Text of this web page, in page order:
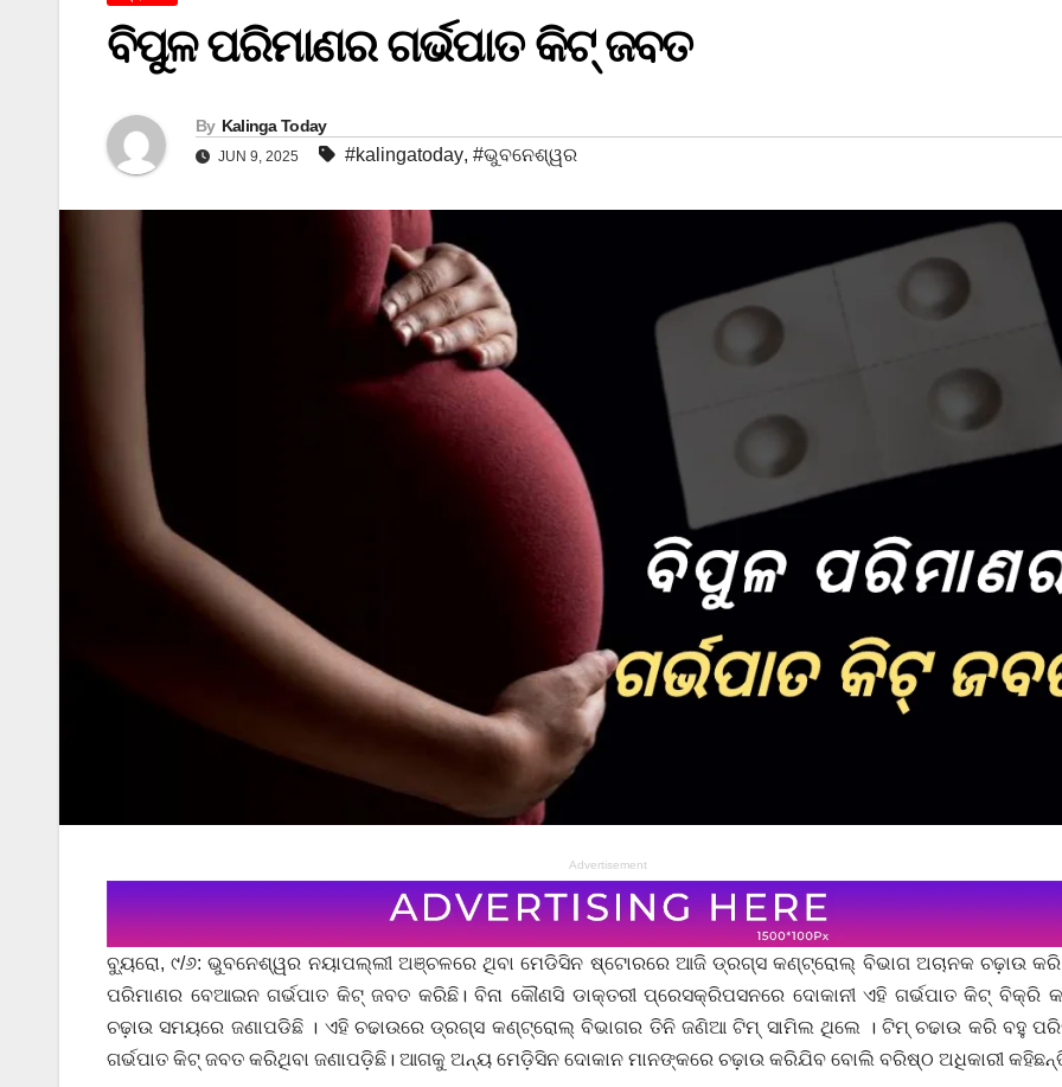
ବିପୁଳ ପରିମାଣର ଗର୍ଭପାତ କିଟ୍ ଜବତ
By Kalinga Today
JUN 9, 2025 #kalingatoday, #ଭୁବନେଶ୍ୱର
Advertisement
ବ୍ୟୁରୋ, ୯/୬: ଭୁବନେଶ୍ୱର ନୟାପଲ୍ଲୀ ଅଞ୍ଚଳରେ ଥିବା ମେଡିସିନ ଷ୍ଟୋରରେ ଆଜି ଡ୍ରଗ୍ସ କଣ୍ଟ୍ରୋଲ୍ ବିଭାଗ ଅଚାନକ ଚଢ଼ାଉ
ପରିମାଣର ବେଆଇନ ଗର୍ଭପାତ କିଟ୍ ଜବତ କରିଛି। ବିନା କୌଣସି ଡାକ୍ତରୀ ପ୍ରେସକ୍ରିପସନରେ ଦୋକାନୀ ଏହି ଗର୍ଭପାତ କିଟ୍ ବିକ୍ରି
ଚଢ଼ାଉ ସମୟରେ ଜଣାପଡିଛି । ଏହି ଚଢାଉରେ ଡ୍ରଗ୍ସ କଣ୍ଟ୍ରୋଲ୍ ବିଭାଗର ତିନି ଜଣିଆ ଟିମ୍ ସାମିଲ ଥିଲେ । ଟିମ୍ ଚଢାଉ କରି ବହୁ
ଗର୍ଭପାତ କିଟ୍ ଜବତ କରିଥିବା ଜଣାପଡ଼ିଛି। ଆଗକୁ ଅନ୍ୟ ମେଡ଼ିସିନ ଦୋକାନ ମାନଙ୍କରେ ଚଢ଼ାଉ କରିଯିବ ବୋଲି ବରିଷ୍ଠ ଅଧିକାରୀ